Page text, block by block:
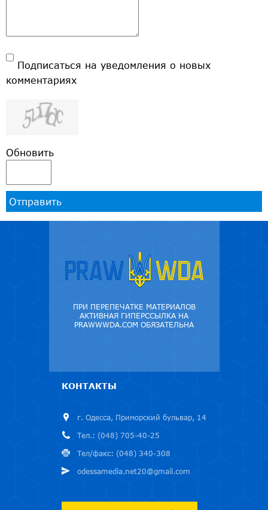
Подписаться на уведомления о новых
комментариях
Обновить
Отправить
ПРИ ПЕРЕПЕЧАТКЕ МАТЕРИАЛОВ
АКТИВНАЯ ГИПЕРССЫЛКА НА
PRAWWWDA.COM ОБЯЗАТЕЛЬНА
КОНТАКТЫ
г. Одесса, Приморский бульвар, 14
Тел.: (048) 705-40-25
Тел/факс: (048) 340-308
odessamedia.net20@gmail.com